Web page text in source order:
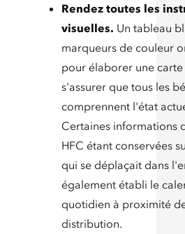
Rendez toutes les
visuelles. Un tableau
marqueurs de couleur
pour élaborer une
s'assurer que tous les
comprennent l'état
Certaines informations
HFC étant conservées
qui se déplaçait dans
également établi le
quotidien à proximité
distribution.